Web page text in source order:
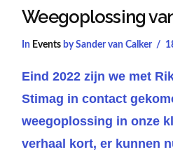
Weegoplossing
In Events by Sander van Calker
Eind 2022 zijn we met
Stimag in contact
weegoplossing in onze
verhaal kort, er kunnen